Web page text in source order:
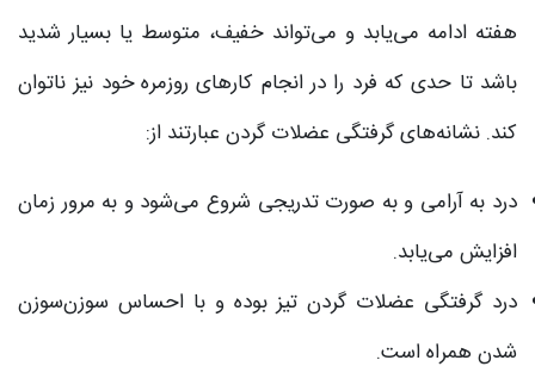
هفته ادامه می‌یابد و می‌تواند خفیف، متوسط یا بسیار شدید
باشد تا حدی که فرد را در انجام کارهای روزمره خود نیز ناتوان
کند. نشانه‌های گرفتگی عضلات گردن عبارتند از:
درد به آرامی و به صورت تدریجی شروع می‌شود و به مرور زمان
افزایش می‌یابد.
درد گرفتگی عضلات گردن تیز بوده و با احساس سوزن‌سوزن
شدن همراه است.